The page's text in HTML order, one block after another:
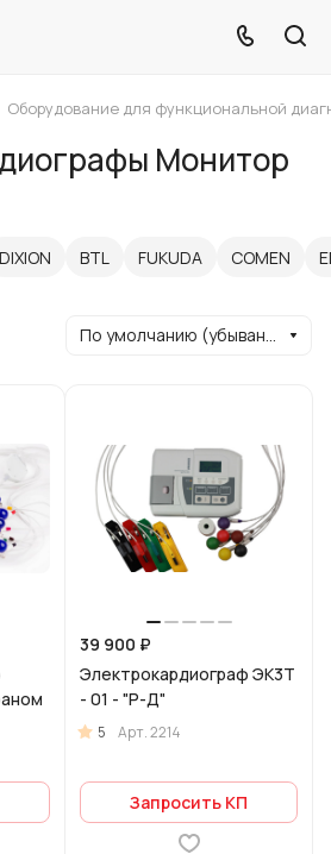
Оборудование для функциональной
Монитор
DIXION BTL FUKUDA COMEN
По умолчанию (убывание)
39 900 ₽
Электрокардиограф ЭК3Т
- 01 - "Р-Д"
5 Арт.2214
Запросить КП